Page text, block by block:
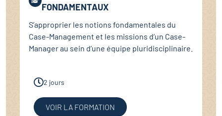
FONDAMENTAUX
S’approprier les notions fondamentales du
Case-Management et les missions d’un Case-
Manager au sein d’une équipe pluridisciplinaire.
2 jours
VOIR LA FORMATION